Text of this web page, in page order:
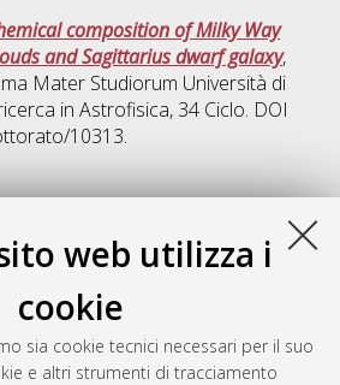
web utilizza i
cookie
sia cookie tecnici necessari per il suo
e altri strumenti di tracciamento
composition of Milky Way
and Sagittarius dwarf galaxy,
Mater Studiorum Università di
inAstrofisica, 34 Ciclo. DOI
10313.
Antonio (2025)The chemical
clusters: a divergence from the
Alma Mater Studiorum Università
ricerca inAstrofisica, 37 Ciclo. DOI